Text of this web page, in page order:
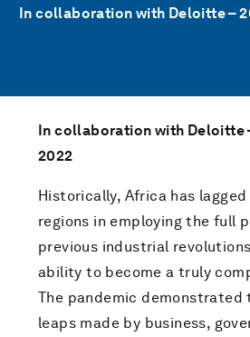
In collaboration with Deloitte –
In collaboration with Deloitte
2022
Historically, Africa has
regions in employing the full
previous industrial
ability to become a truly
The pandemic demonstrated
leaps made by business,